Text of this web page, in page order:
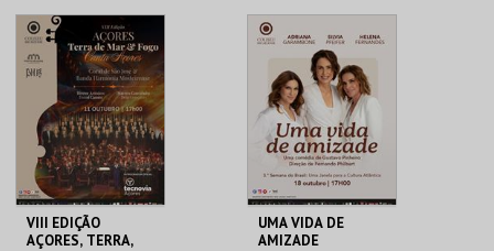
COLISEU
MICAELENSE
MAIS INFO
COMPRAR
COLISEU
MICAELENSE
MAIS INFO
COMPRAR
VIII EDIÇÃO
AÇORES, TERRA,
UMA VIDA DE
AMIZADE